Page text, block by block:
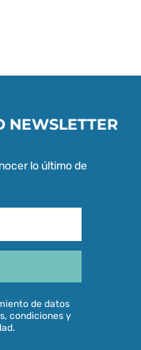
NEWSLETTER
lo último de
de datos
condiciones y